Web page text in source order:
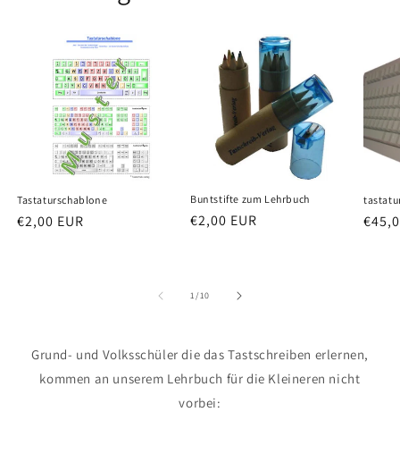
Tastaturschablone
Normaler
€2,00 EUR
Buntstifte zum Lehrbuch
Normaler
€2,00 EUR
1/von
10
Grund- und Volksschüler die das Tastschreiben erlernen,
kommen an unserem Lehrbuch für die Kleineren nicht
vorbei: